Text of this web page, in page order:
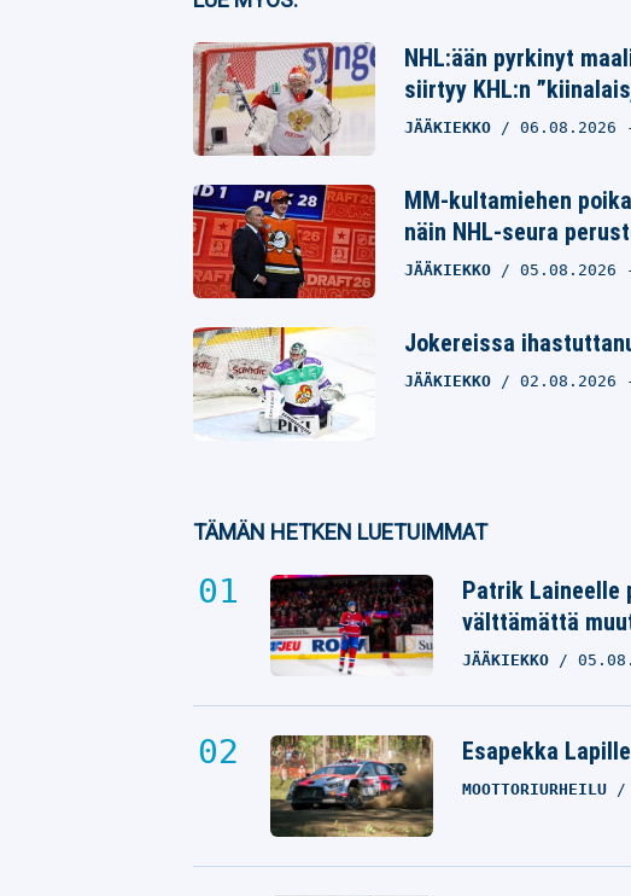
Twitter
Whatsapp
NHL:ään pyrkinyt
siirtyy KHL:n
JÄÄKIEKKO 06.08.2026
MM-kultamiehen
näin NHL-seura
JÄÄKIEKKO 05.08.2026
Jokereissa
JÄÄKIEKKO 02.08.2026
TÄMÄN HETKEN LUETUIMMAT
Patrik Laineelle
välttämättä
JÄÄKIEKKO
Esapekka
MOOTTORIURHEILU